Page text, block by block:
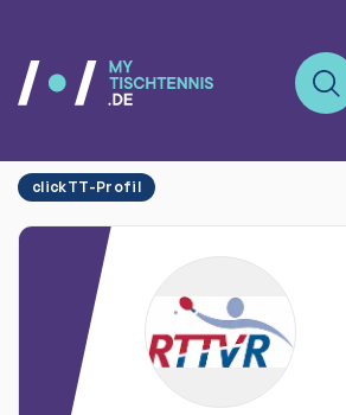
clickTT-Profil